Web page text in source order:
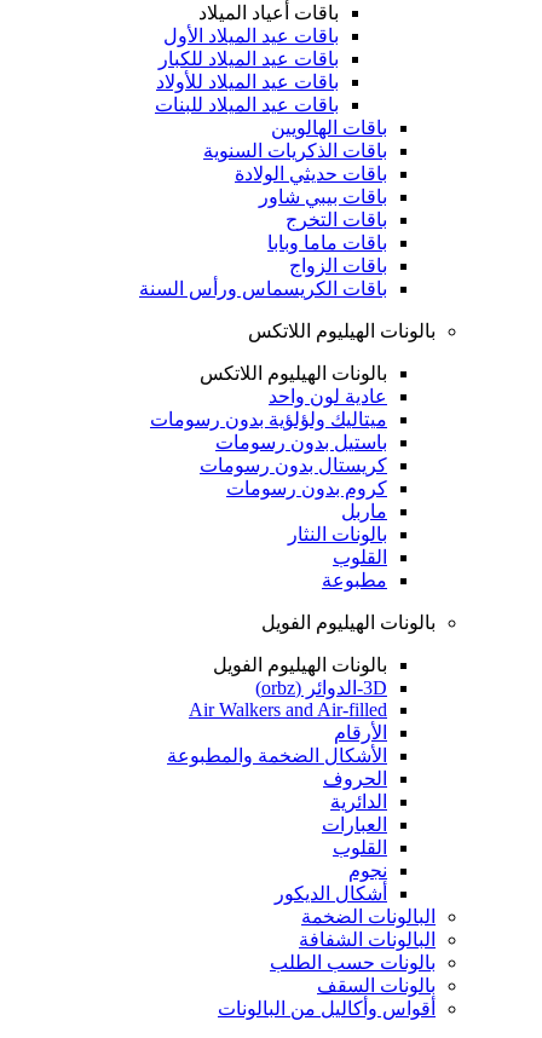
باقات أعياد الميلاد
باقات عيد الميلاد الأول
باقات عيد الميلاد للكبار
باقات عيد الميلاد للأولاد
باقات عيد الميلاد للبنات
باقات الهالويين
باقات الذكريات السنوية
باقات حديثي الولادة
باقات بيبي شاور
باقات التخرج
باقات ماما وبابا
باقات الزواج
باقات الكريسماس ورأس السنة
بالونات الهيليوم اللاتكس
بالونات الهيليوم اللاتكس
عادية لون واحد
ميتاليك ولؤلؤية بدون رسومات
باستيل بدون رسومات
كريستال بدون رسومات
كروم بدون رسومات
ماربل
بالونات النثار
القلوب
مطبوعة
بالونات الهيليوم الفويل
بالونات الهيليوم الفويل
3D-الدوائر (orbz)
Air Walkers and Air-filled
الأرقام
الأشكال الضخمة والمطبوعة
الحروف
الدائرية
العبارات
القلوب
نجوم
أشكال الديكور
البالونات الضخمة
البالونات الشفافة
بالونات حسب الطلب
بالونات السقف
أقواس وأكاليل من البالونات